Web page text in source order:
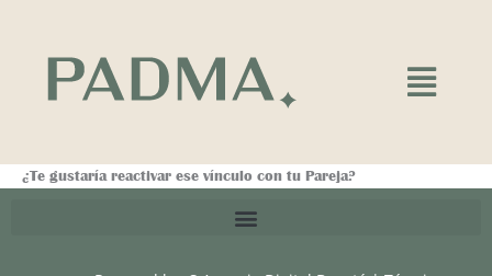
contenido
Main
Menu
¿Te gustaría reactivar ese vínculo con tu Pareja?